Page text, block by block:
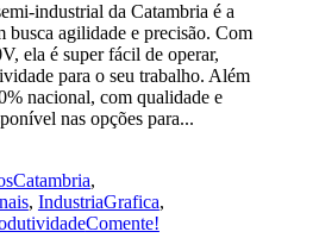
industrial da Catambria é a
busca agilidade e precisão. Com
ela é super fácil de operar,
para o seu trabalho. Além
nacional, com qualidade e
nas opções para...
Catambria,
, IndustriaGrafica,
Comente!